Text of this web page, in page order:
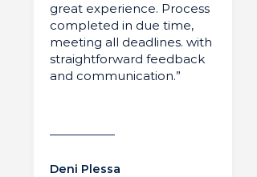
great experience. Process
completed in due time,
meeting all deadlines. with
straightforward feedback
and communication.”
Deni Plessa